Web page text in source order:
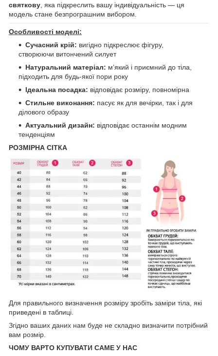
святкову , яка підкреслить вашу індивідуальність — ця
модель стане безпрограшним вибором.
Особливості моделі:
Сучасний крій: вигідно підкреслює фігуру,
створюючи витончений силует
Натуральний матеріал: м’який і приємний до тіла,
підходить для будь-якої пори року
Ідеальна посадка: відповідає розміру, повномірна
Стильне виконання: пасує як для вечірки, так і для
ділового образу
Актуальний дизайн: відповідає останнім модним
тенденціям
РОЗМІРНА СІТКА
Для правильного визначення розміру зробіть заміри тіла, які
приведені в таблиці.
Згідно ваших даних нам буде не складно визначити потрібний
вам розмір.
ЧОМУ ВАРТО КУПУВАТИ САМЕ У НАС